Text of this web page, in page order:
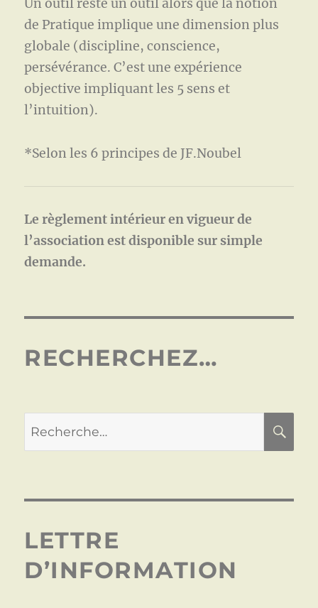
Un outil reste un outil alors que la notion
de Pratique implique une dimension plus
globale (discipline, conscience,
persévérance. C’est une expérience
objective impliquant les 5 sens et
l’intuition).
*Selon les 6 principes de JF.Noubel
Le règlement intérieur en vigueur de
l’association est disponible sur simple
demande.
RECHERCHEZ…
LETTRE
D’INFORMATION